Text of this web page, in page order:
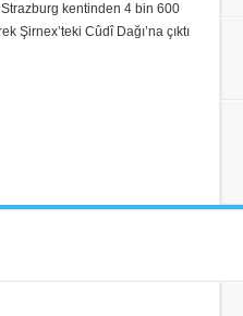
Strazburg kentinden 4 bin 600
Şirnex’teki Cûdî Dağı’na çıktı